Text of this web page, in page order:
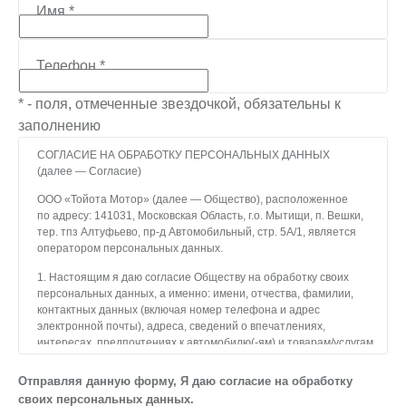
Имя*
Телефон*
* - поля, отмеченные звездочкой, обязательны к
заполнению
СОГЛАСИЕ НА ОБРАБОТКУ ПЕРСОНАЛЬНЫХ ДАННЫХ
(далее — Согласие)
ООО «Тойота Мотор» (далее — Общество), расположенное
по адресу: 141031, Московская Область, г.о. Мытищи, п. Вешки,
тер. тпз Алтуфьево, пр-д Автомобильный, стр. 5А/1, является
оператором персональных данных.
1. Настоящим я даю согласие Обществу на обработку своих
персональных данных, а именно: имени, отчества, фамилии,
контактных данных (включая номер телефона и адрес
электронной почты), адреса, сведений о впечатлениях,
интересах, предпочтениях к автомобилю(-ям) и товарам/услугам,
устройства и модели мобильного телефона посетителя сайта,
уникального идентификатора посетителя сайта,
Отправляя данную форму, Я даю согласие на обработку
своих персональных данных.